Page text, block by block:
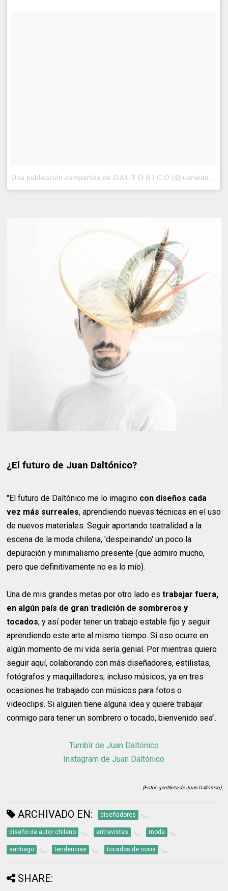
Una publicación compartida de D A L T Ó N I C O (@juaneldaltonico)
¿El futuro de Juan Daltónico?
"El futuro de Daltónico me lo imagino con diseños cada
vez más surreales, aprendiendo nuevas técnicas en el uso
de nuevos materiales. Seguir aportando teatralidad a la
escena de la moda chilena, 'despeinando' un poco la
depuración y minimalismo presente (que admiro mucho,
pero que definitivamente no es lo mío).
Una de mis grandes metas por otro lado estrabajar fuera,
en algún país de gran tradición de sombreros y
tocados, y así poder tener un trabajo estable fijo y seguir
aprendiendo este arte al mismo tiempo. Si eso ocurre en
algún momento de mi vida sería genial. Por mientras quiero
seguir aquí, colaborando con más diseñadores, estilistas,
fotógrafos y maquilladores; incluso músicos, ya en tres
ocasiones he trabajado con músicos para fotos o
videoclips. Si alguien tiene alguna idea y quiere trabajar
conmigo para tener un sombrero o tocado, bienvenido sea".
Tumblr de Juan Daltónico
Instagram de Juan Daltónico
(Fotos gentileza de Juan Daltónico)
ARCHIVADO EN: diseñadores
diseño de autor chileno entrevistas moda
santiago tendencias tocados de novia
SHARE: